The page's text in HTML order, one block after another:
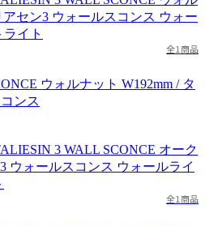
全1商品
ウォルナット W192mm / タ
ンス
全1商品